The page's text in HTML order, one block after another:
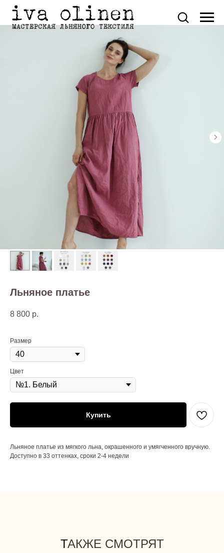
Льняное платье
8 800 р.
Размер
Цвет
Купить
Льняное платье из мягкого льна, окрашенного и умягченного вручную.
Доступно в 33 оттенках, сроки 2-4 недели
ТАКЖЕ СМОТРЯТ